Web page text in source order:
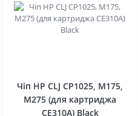
Чіп HP CLJ CP1025, M175,
M275 (для картриджа
CE310A) Black